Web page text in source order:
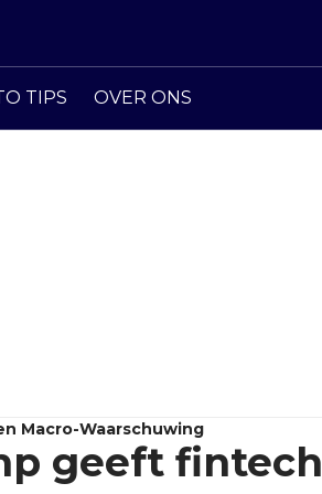
TIPS OVER ONS
Macro-Waarschuwing
geeft fintech